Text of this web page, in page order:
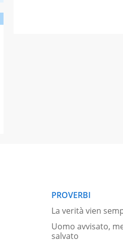
PROVERBI
La verità vien
Uomo avvisato,
salvato